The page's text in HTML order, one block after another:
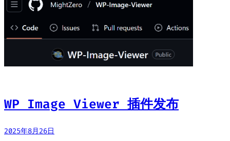
WP Image Viewer 插件发布
2025年8月26日